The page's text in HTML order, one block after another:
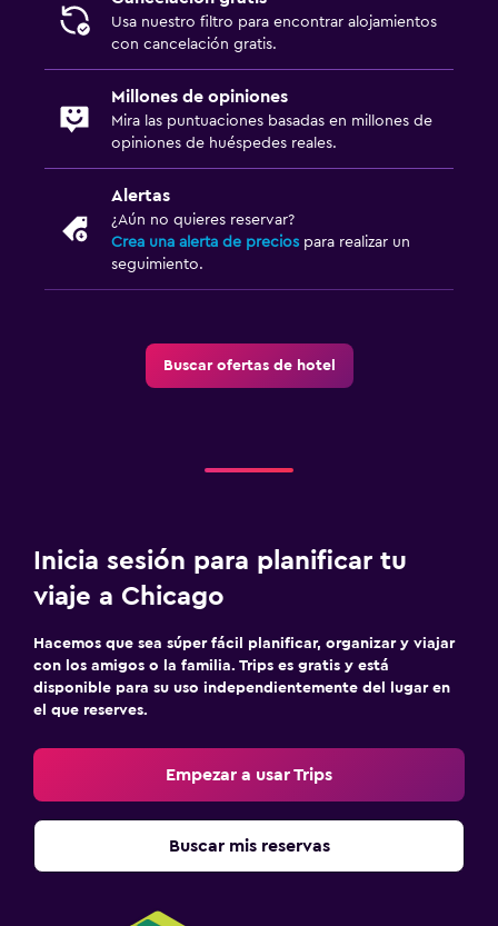
Usa nuestro filtro para encontrar alojamientos
con cancelación gratis.
Millones de opiniones
Mira las puntuaciones basadas en millones de
opiniones de huéspedes reales.
Alertas
¿Aún no quieres reservar?
Crea una alerta de precios para realizar un
seguimiento.
Buscar ofertas de hotel
Inicia sesión para planificar tu
viaje a Chicago
Hacemos que sea súper fácil planificar, organizar y viajar
con los amigos o la familia. Trips es gratis y está
disponible para su uso independientemente del lugar en
el que reserves.
Empezar a usar Trips
Buscar mis reservas